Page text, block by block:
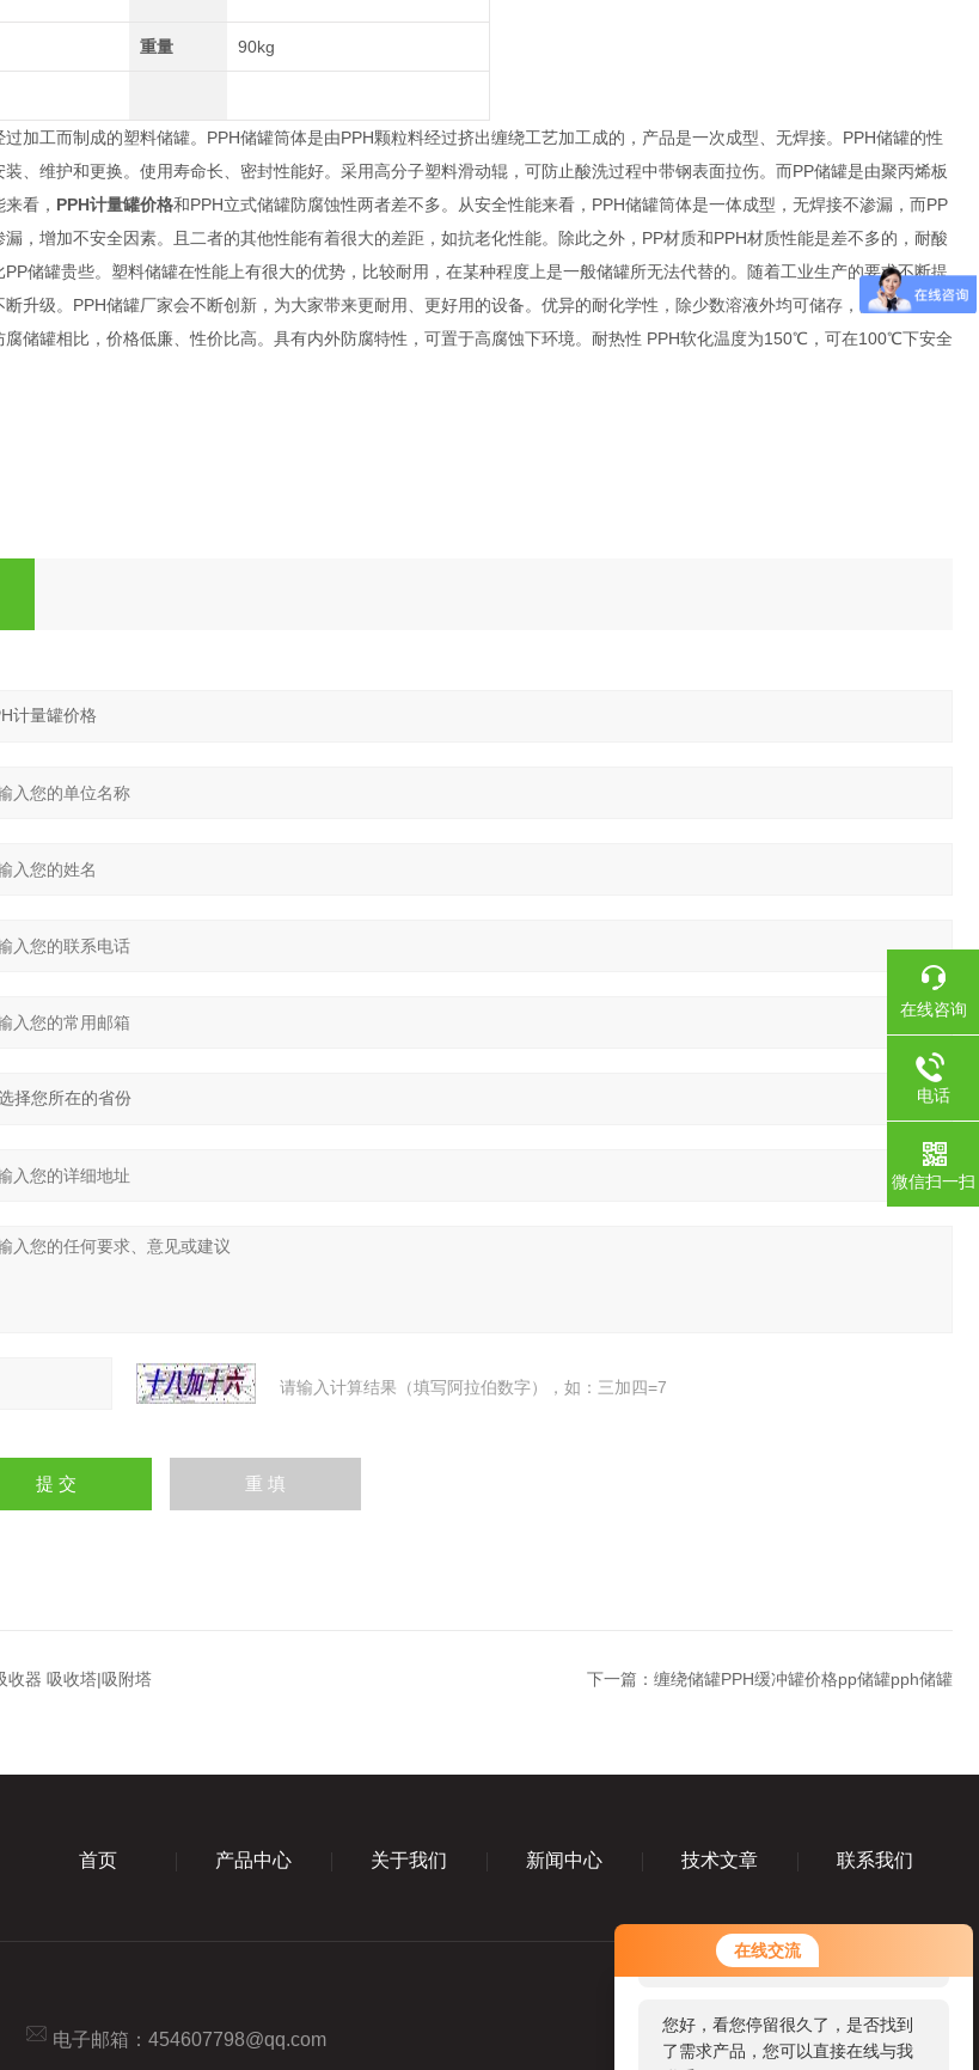
在线交流
您好！欢迎前来咨询，很高兴为您
服务，请问您要咨询什么问题呢？
您好，看您停留很久了，是否找到
了需求产品，您可以直接在线与我
重量 90kg
过加工而制成的塑料储罐。PPH储罐筒体是由PPH颗粒料经过挤出缠绕工艺加工成的，产品是一次成型、无焊接。PPH储罐的性
、维护和更换。使用寿命长、密封性能好。采用高分子塑料滑动辊，可防止酸洗过程中带钢表面拉伤。而PP储罐是由聚丙烯板
看， PPH计量罐价格和PPH立式储罐防腐蚀性两者差不多。从安全性能来看，PPH储罐筒体是一体成型，无焊接不渗漏，而PP
，增加不安全因素。且二者的其他性能有着很大的差距，如抗老化性能。除此之外，PP材质和PPH材质性能是差不多的，耐酸
储罐贵些。塑料储罐在性能上有很大的优势，比较耐用，在某种程度上是一般储罐所无法代替的。随着工业生产的要求不断提
升级。PPH储罐厂家会不断创新，为大家带来更耐用、更好用的设备。优异的耐化学性，除少数溶液外均可储存，几乎可以承
储罐相比，价格低廉、性价比高。具有内外防腐特性，可置于高腐蚀下环境。耐热性 PPH软化温度为150℃，可在100℃下安全
请输入计算结果（填写阿拉伯数字），如：三加四=7
收器 吸收塔|吸附塔 下一篇： 缠绕储罐PPH缓冲罐价格pp储罐pph储罐
首页 产品中心 关于我们 新闻中心 技术文章 联系我们
电子邮箱： 454607798@qq.com
在线咨询
电话
微信扫一扫